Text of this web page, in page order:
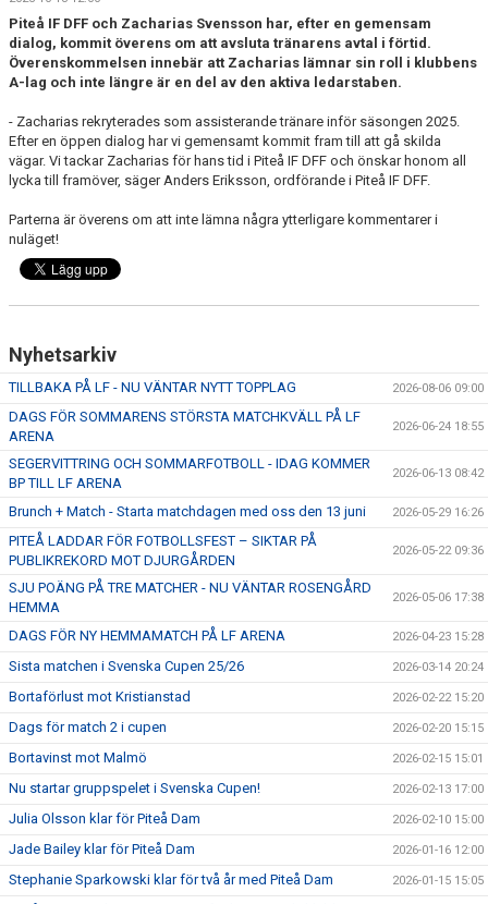
MATCHER
MATCHER & SERIETABELL
Piteå IF DFF och Zacharias Svensson har, efter en gemensam
dialog, kommit överens om att avsluta tränarens avtal i förtid.
Överenskommelsen innebär att Zacharias lämnar sin roll i klubbens
A-lag och inte längre är en del av den aktiva ledarstaben.
- Zacharias rekryterades som assisterande tränare inför säsongen 2025.
Efter en öppen dialog har vi gemensamt kommit fram till att gå skilda
vägar. Vi tackar Zacharias för hans tid i Piteå IF DFF och önskar honom all
lycka till framöver, säger Anders Eriksson, ordförande i Piteå IF DFF.
Parterna är överens om att inte lämna några ytterligare kommentarer i
nuläget!
Nyhetsarkiv
TILLBAKA PÅ LF - NU VÄNTAR NYTT TOPPLAG 2026-08-06 09:00
DAGS FÖR SOMMARENS STÖRSTA MATCHKVÄLL PÅ LF
ARENA
2026-06-24 18:55
SEGERVITTRING OCH SOMMARFOTBOLL - IDAG KOMMER
BP TILL LF ARENA
2026-06-13 08:42
Brunch + Match - Starta matchdagen med oss den 13 juni 2026-05-29 16:26
PITEÅ LADDAR FÖR FOTBOLLSFEST – SIKTAR PÅ
PUBLIKREKORD MOT DJURGÅRDEN
2026-05-22 09:36
SJU POÄNG PÅ TRE MATCHER - NU VÄNTAR ROSENGÅRD
HEMMA
2026-05-06 17:38
DAGS FÖR NY HEMMAMATCH PÅ LF ARENA 2026-04-23 15:28
Sista matchen i Svenska Cupen 25/26 2026-03-14 20:24
Bortaförlust mot Kristianstad 2026-02-22 15:20
Dags för match 2 i cupen 2026-02-20 15:15
Bortavinst mot Malmö 2026-02-15 15:01
Nu startar gruppspelet i Svenska Cupen! 2026-02-13 17:00
Julia Olsson klar för Piteå Dam 2026-02-10 15:00
Jade Bailey klar för Piteå Dam 2026-01-16 12:00
Stephanie Sparkowski klar för två år med Piteå Dam 2026-01-15 15:05